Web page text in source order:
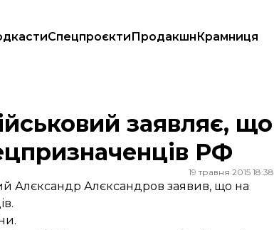
СпецпроєктиПродакшнКрамниця
РФ
заявляє, що
РФ
19 травня 2015 18:38
Алєксандр Алєксандров заявив, що на